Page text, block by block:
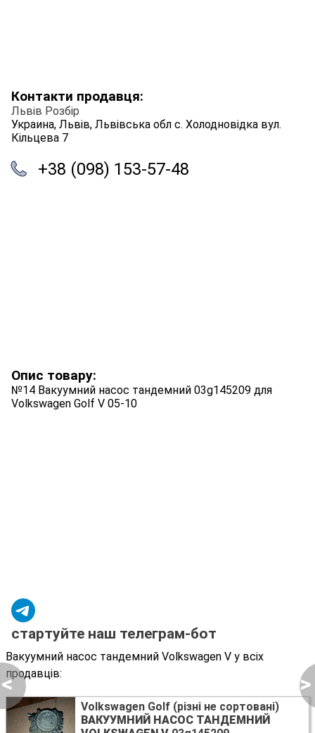
< >
Контакти продавця:
Львів Розбір
Украина, Львів, Львівська обл с. Холодновідка вул.
Кільцева 7
+38 (098) 153-57-48
Опис товару:
№14 Вакуумний насос тандемний 03g145209 для
Volkswagen Golf V 05-10
стартуйте наш телеграм-бот
Вакуумний насос тандемний Volkswagen V у всіх
продавців:
Volkswagen Golf (різні не сортовані)
ВАКУУМНИЙ НАСОС ТАНДЕМНИЙ